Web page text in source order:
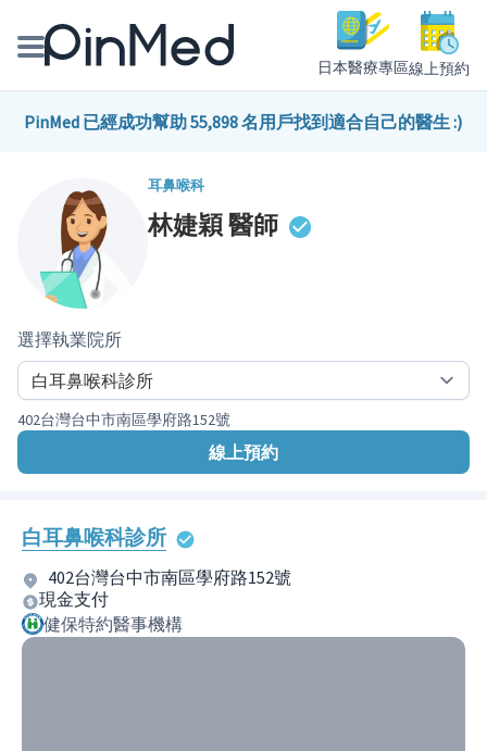
日本醫療專區線上預約
線上預約醫師、院所
健康主題館
PinMed 已經成功幫助 55,898 名用戶找到適合自己的醫生 :)
耳鼻喉科
林婕穎醫師
選擇執業院所
402台灣台中市南區學府路152號
線上預約
白耳鼻喉科診所
402台灣台中市南區學府路152號
現金支付
健保特約醫事機構